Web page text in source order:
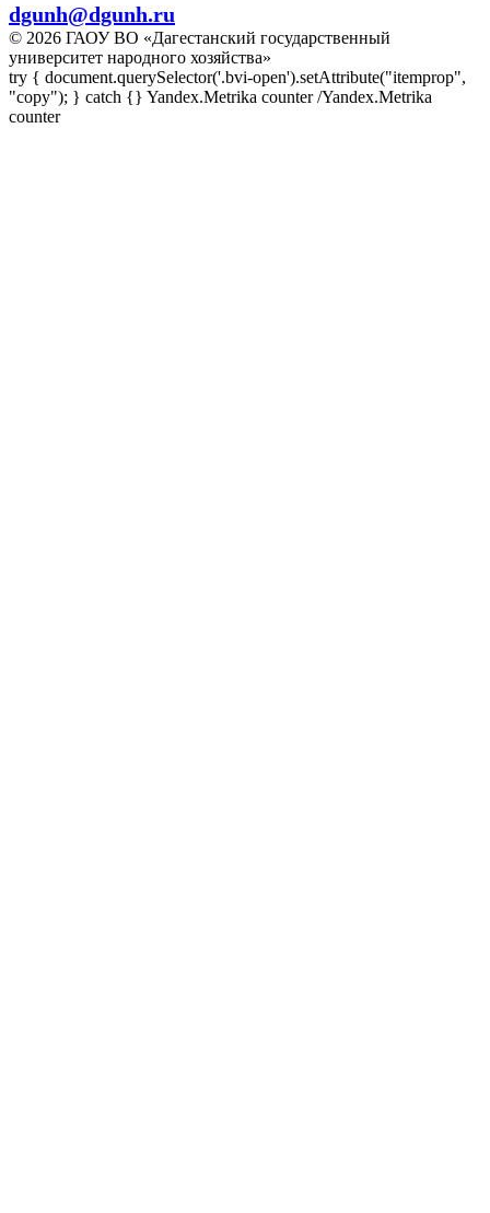
dgunh@dgunh.ru
© 2026 ГАОУ ВО «Дагестанский государственный
университет народного хозяйства»
try { document.querySelector('.bvi-open').setAttribute("itemprop",
"copy"); } catch {} Yandex.Metrika counter/Yandex.Metrika
counter